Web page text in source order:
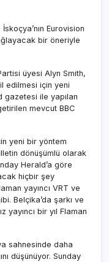
Eurovision
bir öneriyle
üyesi Alyn Smith,
edilmesi için yeni
gazetesi ile yapılan
mevcut BBC
yeni bir yöntem
dönüşümlü olarak
Herald’a göre
hiçbir şey
yayıncı VRT ve
Belçika’da şarkı ve
yayıncı bir yıl Flaman
sahnesinde daha
düşünüyor. Sunday